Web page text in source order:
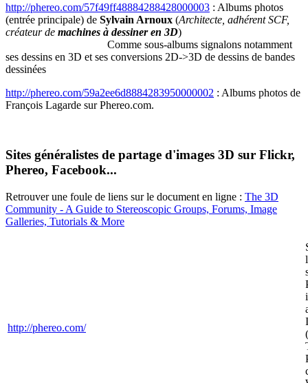
http://phereo.com/57f49ff48884288428000003 : Albums photos
(entrée principale) de Sylvain Arnoux (Architecte, adhérent SCF,
créateur de machines à dessiner en 3D)
Comme sous-albums signalons notamment
ses dessins en 3D et ses conversions 2D->3D de dessins de bandes
dessinées
http://phereo.com/59a2ee6d8884283950000002 : Albums photos de
François Lagarde sur Phereo.com.
Sites généralistes de partage d'images 3D sur Flickr,
Phereo, Facebook...
Retrouver une foule de liens sur le document en ligne : The 3D
Community - A Guide to Stereoscopic Groups, Forums, Image
Galleries, Tutorials & More
http://phereo.com/